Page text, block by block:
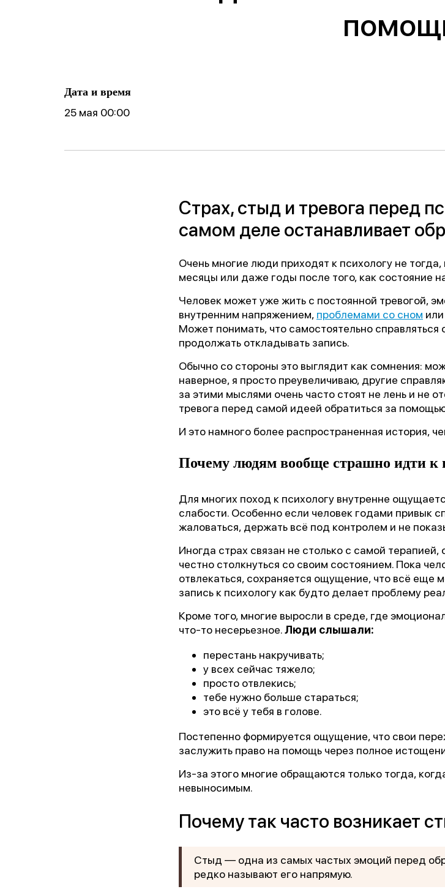
Документы
Дата и время
25 мая 00:00
Страх, стыд и тревога перед
самом деле останавливает
Очень многие люди приходят к психологу не
месяцы или даже годы после того, как состояние
Человек может уже жить с постоянной тревогой,
внутренним напряжением, проблемами со сном
Может понимать, что самостоятельно справляться
продолжать откладывать запись.
Обычно со стороны это выглядит как сомнения:
наверное, я просто преувеличиваю, другие
за этими мыслями очень часто стоят не лень и не
тревога перед самой идеей обратиться за
И это намного более распространенная история,
Почему людям вообще страшно идти к
Для многих поход к психологу внутренне
слабости. Особенно если человек годами привык
жаловаться, держать всё под контролем и не
Иногда страх связан не столько с самой
честно столкнуться со своим состоянием. Пока
отвлекаться, сохраняется ощущение, что всё еще
запись к психологу как будто делает проблему
Кроме того, многие выросли в среде, где
что-то несерьезное.Люди слышали:
перестань накручивать;
у всех сейчас тяжело;
просто отвлекись;
тебе нужно больше стараться;
это всё у тебя в голове.
Постепенно формируется ощущение, что свои
заслужить право на помощь через полное
Из-за этого многие обращаются только тогда,
невыносимым.
Почему так часто возникает
Стыд — одна из самых частых эмоций перед
редко называют его напрямую.